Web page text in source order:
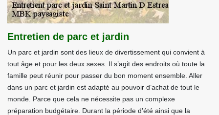
Entretien de parc et jardin
Un parc et jardin sont des lieux de divertissement qui convient à
tout âge et pour les deux sexes. Il s’agit des endroits où toute la
famille peut réunir pour passer du bon moment ensemble. Aller
dans un parc et jardin est adapté au pouvoir d’achat de tout le
monde. Parce que cela ne nécessite pas un complexe
préparation budgétaire. Durant la période d’été ainsi que la